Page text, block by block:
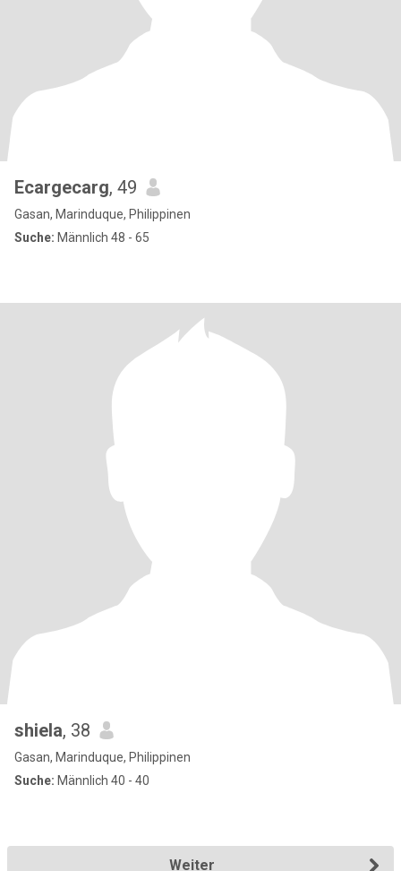
Ecargecarg, 49
Gasan, Marinduque, Philippinen
Suche: Männlich 48 - 65
shiela, 38
Gasan, Marinduque, Philippinen
Suche: Männlich 40 - 40
Weiter